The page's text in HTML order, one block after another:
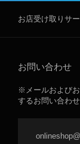
お店受け取りサ
お問い合わせ
※メールおよび
するお問い合わ